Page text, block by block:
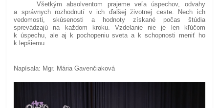
Všetkým absolventom prajeme veľa úspechov, odvahy
a správnych rozhodnutí v ich ďalšej životnej ceste. Nech ich
vedomosti, skúsenosti a hodnoty získané počas štúdia
sprevádzajú na každom kroku. Vzdelanie nie je len kľúčom
k úspechu, ale aj k pochopeniu sveta a k schopnosti meniť ho
k lepšiemu.
Napísala: Mgr. Mária Gavenčiaková